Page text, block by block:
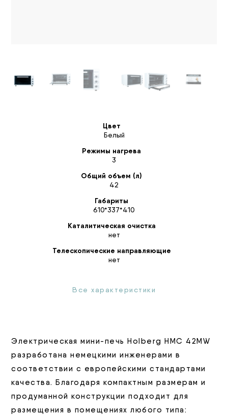
Цвет
Белый
Режимы нагрева
3
Общий объем (л)
42
Габариты
610*337*410
Каталитическая очистка
нет
Телескопические направляющие
нет
Все характеристики
Электрическая мини-печь Holberg HMC 42MW
разработана немецкими инженерами в
соответствии с европейскими стандартами
качества. Благодаря компактным размерам и
продуманной конструкции подходит для
размещения в помещениях любого типа: